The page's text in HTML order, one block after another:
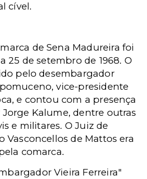
cível.
de Sena Madureira foi
25 de setembro de 1968. O
pelo desembargador
vice-presidente
e contou com a presença
Kalume, dentre outras
e militares. O Juiz de
Vasconcellos de Mattos era
comarca.
Vieira Ferreira"